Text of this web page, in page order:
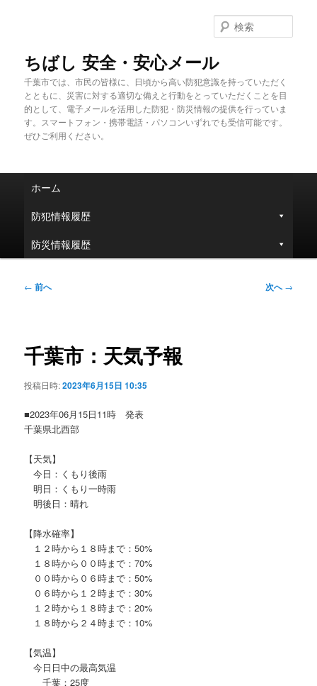
ちばし 安全・安心メール
千葉市では、市民の皆様に、日頃から高い防犯意識を持っていただく
とともに、災害に対する適切な備えと行動をとっていただくことを目
的として、電子メールを活用した防犯・防災情報の提供を行っていま
す。スマートフォン・携帯電話・パソコンいずれでも受信可能です。
ぜひご利用ください。
索
ュ
ホーム
防犯情報履歴
防災情報履歴
投
ゲ
ー
ョ
← 前へ 次へ→
千葉市：天気予報
投稿日時:2023年6月15日 10:35
■2023年06月15日11時 発表
千葉県北西部
【天気】
今日：くもり後雨
明日：くもり一時雨
明後日：晴れ
【降水確率】
１２時から１８時まで：50%
１８時から００時まで：70%
００時から０６時まで：50%
０６時から１２時まで：30%
１２時から１８時まで：20%
１８時から２４時まで：10%
【気温】
今日日中の最高気温
千葉：25度